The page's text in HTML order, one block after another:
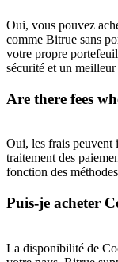
Oui, vous pouvez
comme Bitrue sans
votre propre
sécurité et un
Are there fees
Oui, les frais peuvent
traitement des
fonction des
Puis-je acheter
La disponibilité de